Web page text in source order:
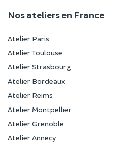
Nos ateliers en France
Atelier Paris
Atelier Toulouse
Atelier Strasbourg
Atelier Bordeaux
Atelier Reims
Atelier Montpellier
Atelier Grenoble
Atelier Annecy